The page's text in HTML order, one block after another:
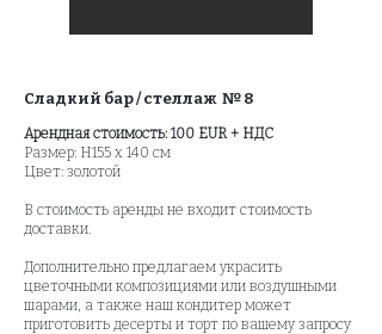
Сладкий бар / стеллаж № 8
Арендная стоимость: 100 EUR + НДС
Размер: Н155 x 140 см
Цвет: золотой
В стоимость аренды не входит стоимость
доставки.
Дополнительно предлагаем украсить
цветочными композициями или воздушными
шарами, а также наш кондитер может
приготовить десерты и торт по вашему запросу